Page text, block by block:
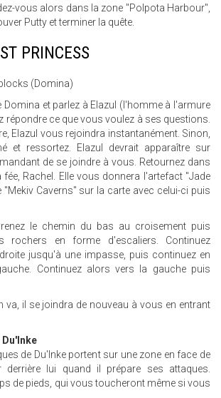
vous alors dans la zone "Polpota Harbour",
Putty et terminer la quête.
PRINCESS
(Domina)
Domina et parlez à Elazul (l'homme à l'armure
répondre ce que vous voulez à ses questions.
Elazul vous rejoindra instantanément. Sinon,
et ressortez. Elazul devrait apparaître sur
de se joindre à vous. Retournez dans
fée, Rachel. Elle vous donnera l'artefact "Jade
"Mekiv Caverns" sur la carte avec celui-ci puis
le chemin du bas au croisement puis
rochers en forme d'escaliers. Continuez
jusqu'à une impasse, puis continuez en
Continuez alors vers la gauche puis
va, il se joindra de nouveau à vous en entrant
de Du'Inke portent sur une zone en face de
derrière lui quand il prépare ses attaques.
de pieds, qui vous toucheront même si vous